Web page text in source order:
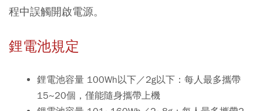
程中誤觸開啟電源。
鋰電池規定
鋰電池容量 100Wh以下／2g以下：每人最多攜帶
15~20個，僅能隨身攜帶上機